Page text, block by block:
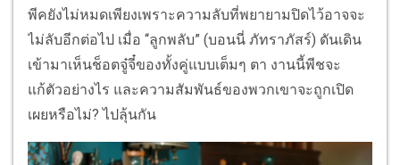
พีคยังไม่หมดเพียงเพราะความลับที่พยายามปิดไว้อาจจะ
ไม่ลับอีกต่อไป เมื่อ “ลูกพลับ” (บอนนี่ ภัทราภัสร์) ดันเดิน
เข้ามาเห็นช็อตจู๋จี๋ของทั้งคู่แบบเต็มๆ ตา งานนี้พีชจะ
แก้ตัวอย่างไร และความสัมพันธ์ของพวกเขาจะถูกเปิด
เผยหรือไม่? ไปลุ้นกัน